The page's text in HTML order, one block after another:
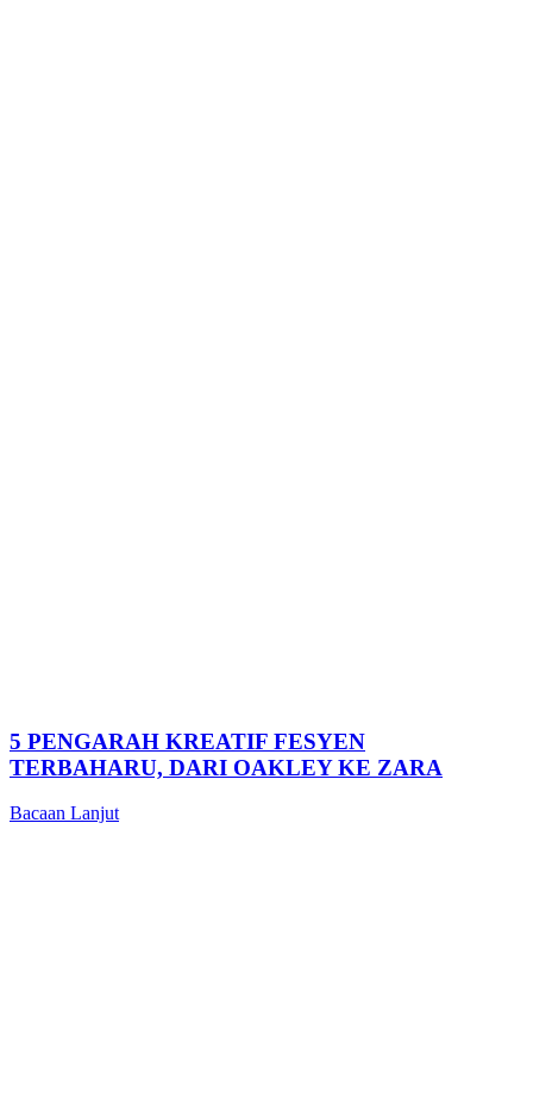
5 PENGARAH KREATIF FESYEN
TERBAHARU, DARI OAKLEY KE ZARA
Bacaan Lanjut